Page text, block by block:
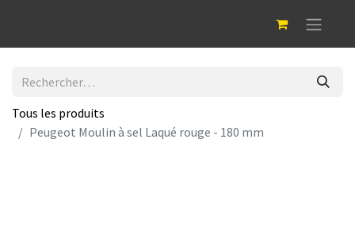
Tous les produits
Peugeot Moulin à sel Laqué rouge - 180 mm